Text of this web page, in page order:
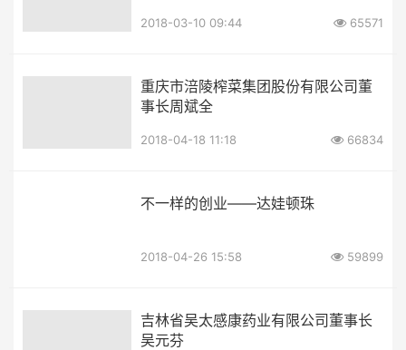
2018-03-10 09:44 65571
重庆市涪陵榨菜集团股份有限公司董
事长周斌全
2018-04-18 11:18 66834
不一样的创业——达娃顿珠
2018-04-26 15:58 59899
吉林省吴太感康药业有限公司董事长
吴元芬